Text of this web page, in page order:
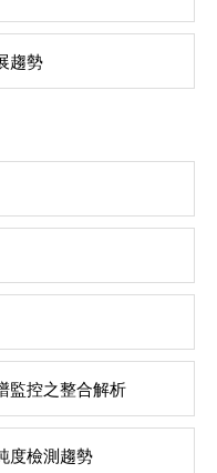
趨勢
監控之整合解析
度檢測趨勢